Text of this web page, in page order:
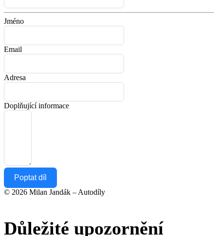
Jméno
Email
Adresa
Doplňující informace
Poptat díl
© 2026 Milan Jandák – Autodíly
Důležité upozornění